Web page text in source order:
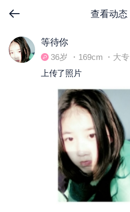
查看动态
下拉刷新
等待你
36岁 ・169cm ・大专
上传了照片